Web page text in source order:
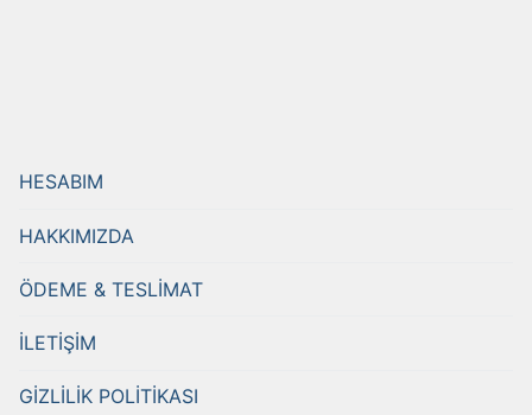
HESABIM
HAKKIMIZDA
ÖDEME & TESLİMAT
İLETİŞİM
GİZLİLİK POLİTİKASI